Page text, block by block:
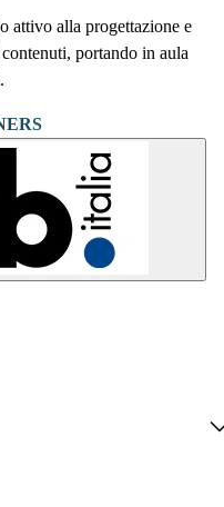
attivo alla progettazione e
portando in aula